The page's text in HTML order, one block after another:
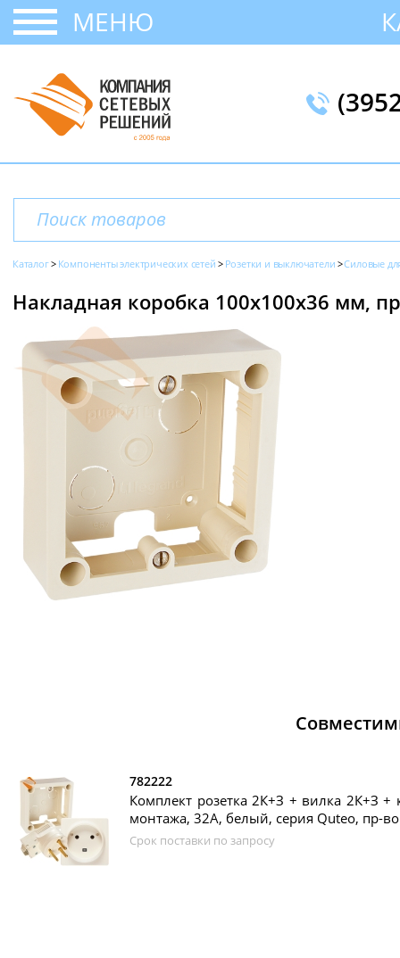
МЕНЮ
Каталог Компоненты электрических сетей Розетки и выключатели Силовые
Накладная коробка 100х100х36 мм,
782222
Комплект розетка 2К+З + вилка 2К+З +
монтажа, 32А, белый, серия Quteo, пр-
Срок поставки по запросу